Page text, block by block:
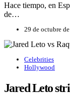
Hace tiempo, en
de…
29 de octubre
Celebrities
Hollywood
Jared Leto